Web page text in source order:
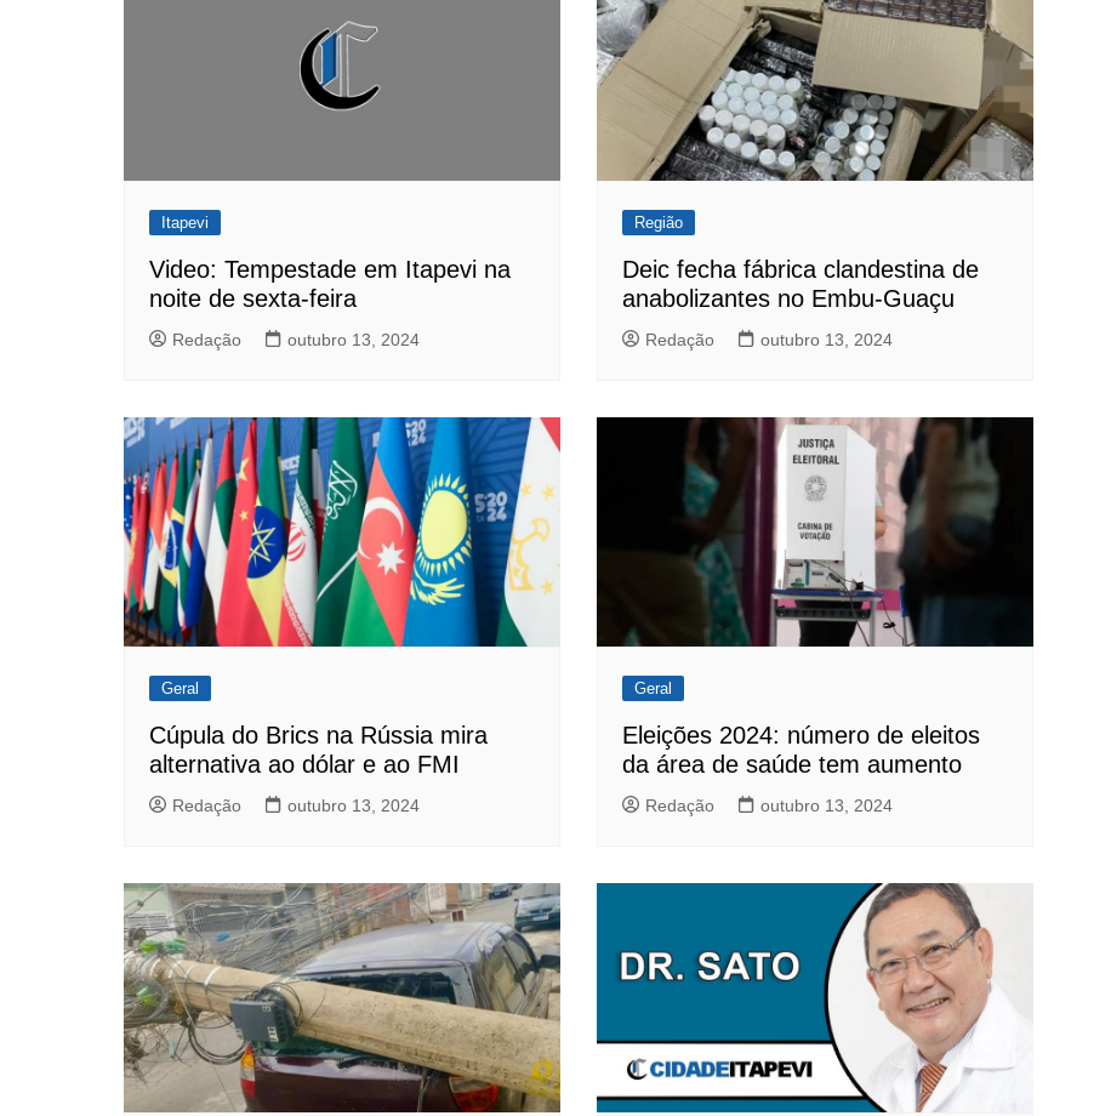
Itapevi
Video: Tempestade em Itapevi na
noite de sexta-feira
Redação outubro 13, 2024
Região
Deic fecha fábrica clandestina de
anabolizantes no Embu-Guaçu
Redação outubro 13, 2024
Geral
Cúpula do Brics na Rússia mira
alternativa ao dólar e ao FMI
Redação outubro 13, 2024
Geral
Eleições 2024: número de eleitos
da área de saúde tem aumento
Redação outubro 13, 2024